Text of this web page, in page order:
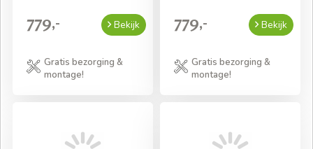
779,- Bekijk
Gratis bezorging &
montage!
779,- Bekijk
Gratis bezorging &
montage!